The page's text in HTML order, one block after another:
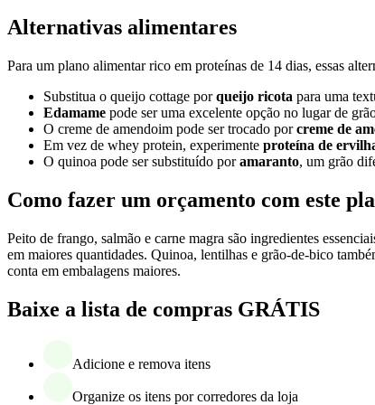
Alternativas alimentares
Para um plano alimentar rico em proteínas de 14 dias, essas
Substitua o queijo cottage porqueijo ricota para uma
Edamame pode ser uma excelente opção no lugar de
O creme de amendoim pode ser trocado porcreme de
Em vez de whey protein, experimente proteína de
O quinoa pode ser substituído poramaranto, um grão
Como fazer um orçamento com este
Peito de frango, salmão e carne magra são ingredientes
em maiores quantidades. Quinoa, lentilhas e grão-de-bico
conta em embalagens maiores.
Baixe a lista de compras GRÁTIS
Adicione e remova itens
Organize os itens por corredores da loja